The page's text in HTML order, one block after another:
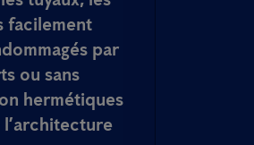
facilement
par
ou sans
hermétiques